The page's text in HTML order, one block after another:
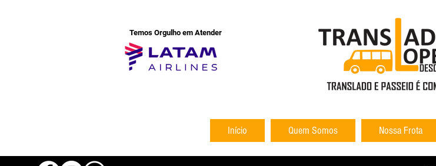
Temos Orgulho em Atender
Início Quem Somos Nossa Frota